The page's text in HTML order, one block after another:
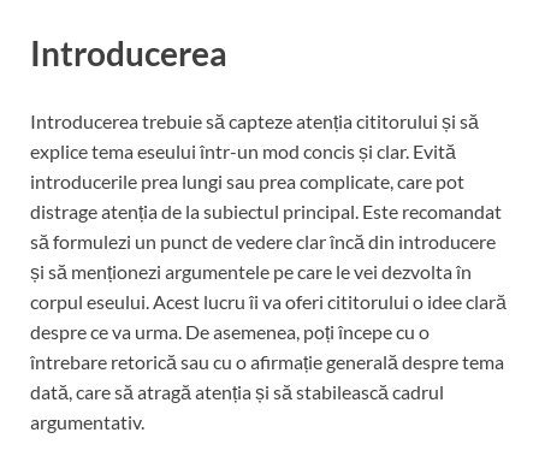
Introducerea
Introducerea trebuie să capteze atenția cititorului și să
explice tema eseului într-un mod concis și clar. Evită
introducerile prea lungi sau prea complicate, care pot
distrage atenția de la subiectul principal. Este recomandat
să formulezi un punct de vedere clar încă din introducere
și să menționezi argumentele pe care le vei dezvolta în
corpul eseului. Acest lucru îi va oferi cititorului o idee clară
despre ce va urma. De asemenea, poți începe cu o
întrebare retorică sau cu o afirmație generală despre tema
dată, care să atragă atenția și să stabilească cadrul
argumentativ.